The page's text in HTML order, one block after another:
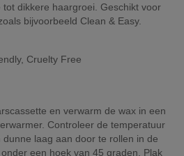
dikkere haargroei. Geschikt voor
bijvoorbeeld Clean & Easy.
Cruelty Free
en verwarm de wax in een
Controleer de temperatuur
laag aan door te rollen in de
een hoek van 45 graden. Plak